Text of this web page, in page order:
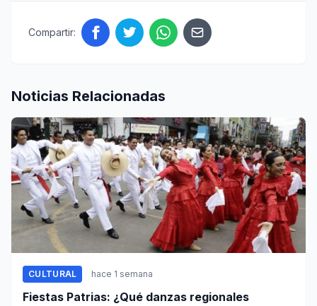
Compartir:
Noticias Relacionadas
CULTURAL hace 1 semana
Fiestas Patrias: ¿Qué danzas regionales